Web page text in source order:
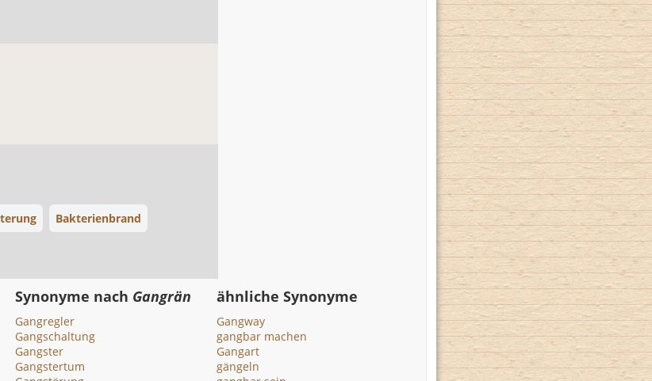
Bakterienbrand
Synonyme nach Gangrän
Gangregler
Gangschaltung
Gangster
Gangstertum
ähnliche Synonyme
Gangway
gangbar machen
Gangart
gängeln